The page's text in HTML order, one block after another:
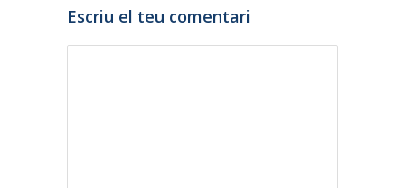
Escriu el teu comentari